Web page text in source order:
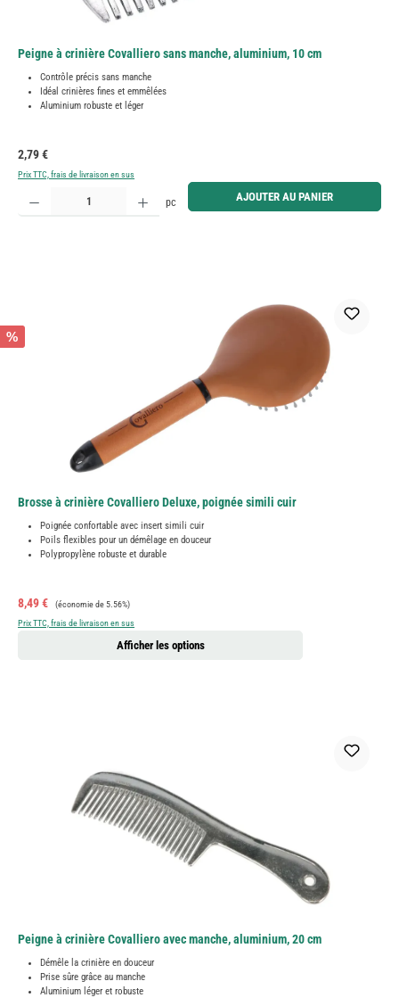
Peigne à crinière Covalliero sans manche, aluminium, 10 cm
Contrôle précis sans manche
Idéal crinières fines et emmêlées
Aluminium robuste et léger
Prix régulier :
2,79 €
Prix TTC, frais de livraison en sus
Quantité de produit : Entrez la quantité souhaitée ou utilisez les boutons pour augmenter ou
pc AJOUTER AU PANIER
%
Brosse à crinière Covalliero Deluxe, poignée simili cuir
Poignée confortable avec insert simili cuir
Poils flexibles pour un démêlage en douceur
Polypropylène robuste et durable
Prix de vente :
8,49 € Prix régulier :
(économie de 5.56%)
Prix TTC, frais de livraison en sus
Afficher les options
Peigne à crinière Covalliero avec manche, aluminium, 20 cm
Démêle la crinière en douceur
Prise sûre grâce au manche
Aluminium léger et robuste